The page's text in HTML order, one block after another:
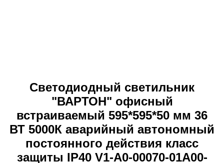
Светодиодный светильник
"ВАРТОН" офисный
встраиваемый 595*595*50 мм 36
ВТ 5000К аварийный автономный
постоянного действия класс
защиты IP40 V1-A0-00070-01A00-